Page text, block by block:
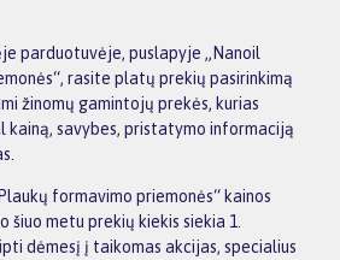
parduotuvėje, puslapyje „Nanoil
rasite platų prekių pasirinkimą
žinomų gamintojų prekės, kurias
savybes, pristatymo informaciją
formavimo priemonės“ kainos
šiuo metu prekių kiekis siekia 1.
dėmesį į taikomas akcijas, specialius